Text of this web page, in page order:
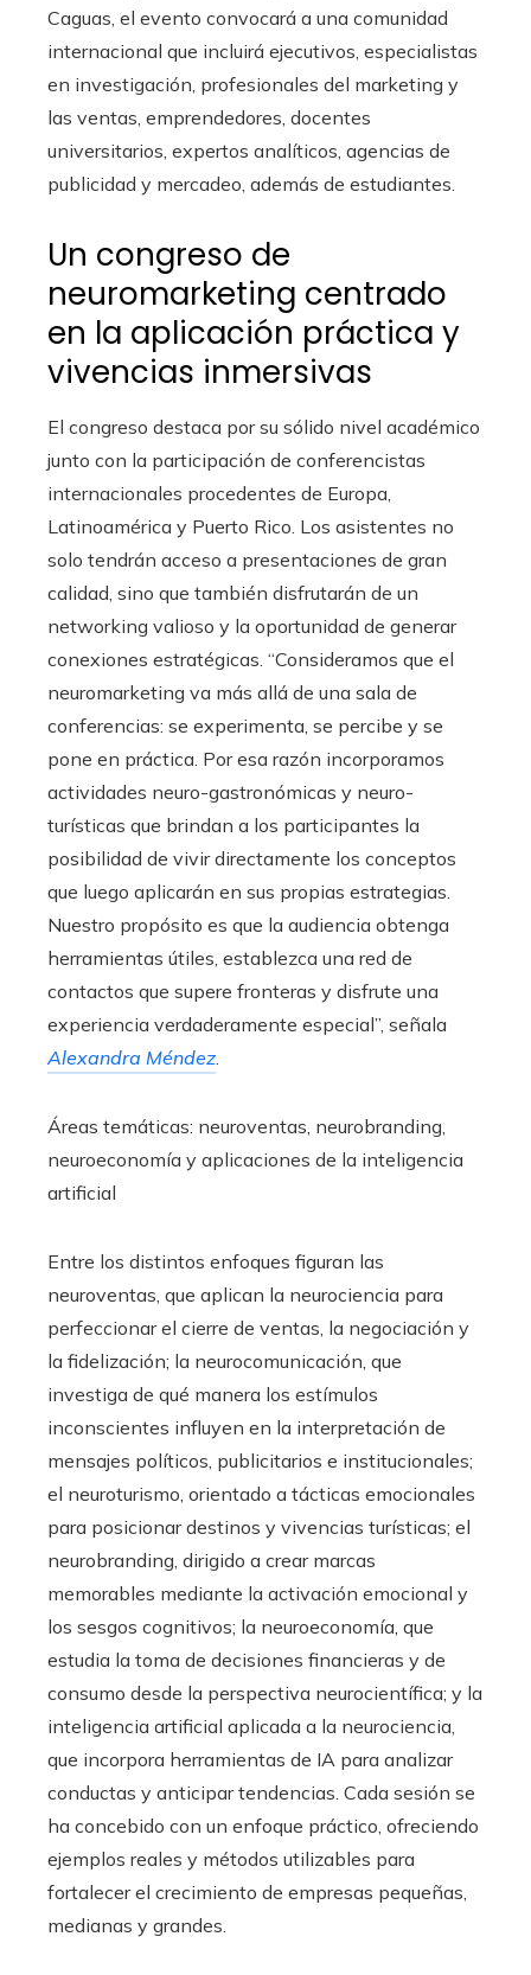
Caguas, el evento convocará a una comunidad
internacional que incluirá ejecutivos, especialistas
en investigación, profesionales del marketing y
las ventas, emprendedores, docentes
universitarios, expertos analíticos, agencias de
publicidad y mercadeo, además de estudiantes.
Un congreso de
neuromarketing centrado
en la aplicación práctica y
vivencias inmersivas
El congreso destaca por su sólido nivel académico
junto con la participación de conferencistas
internacionales procedentes de Europa,
Latinoamérica y Puerto Rico. Los asistentes no
solo tendrán acceso a presentaciones de gran
calidad, sino que también disfrutarán de un
networking valioso y la oportunidad de generar
conexiones estratégicas. “Consideramos que el
neuromarketing va más allá de una sala de
conferencias: se experimenta, se percibe y se
pone en práctica. Por esa razón incorporamos
actividades neuro-gastronómicas y neuro-
turísticas que brindan a los participantes la
posibilidad de vivir directamente los conceptos
que luego aplicarán en sus propias estrategias.
Nuestro propósito es que la audiencia obtenga
herramientas útiles, establezca una red de
contactos que supere fronteras y disfrute una
experiencia verdaderamente especial”, señala
Alexandra Méndez.
Áreas temáticas: neuroventas, neurobranding,
neuroeconomía y aplicaciones de la inteligencia
artificial
Entre los distintos enfoques figuran las
neuroventas, que aplican la neurociencia para
perfeccionar el cierre de ventas, la negociación y
la fidelización; la neurocomunicación, que
investiga de qué manera los estímulos
inconscientes influyen en la interpretación de
mensajes políticos, publicitarios e institucionales;
el neuroturismo, orientado a tácticas emocionales
para posicionar destinos y vivencias turísticas; el
neurobranding, dirigido a crear marcas
memorables mediante la activación emocional y
los sesgos cognitivos; la neuroeconomía, que
estudia la toma de decisiones financieras y de
consumo desde la perspectiva neurocientífica; y la
inteligencia artificial aplicada a la neurociencia,
que incorpora herramientas de IA para analizar
conductas y anticipar tendencias. Cada sesión se
ha concebido con un enfoque práctico, ofreciendo
ejemplos reales y métodos utilizables para
fortalecer el crecimiento de empresas pequeñas,
medianas y grandes.